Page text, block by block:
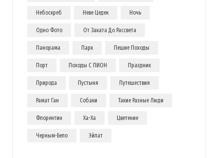
Небоскреб Неве Цедек Ночь
Одно Фото От Заката До Рассвета
Панорама Парк Пешие Походы
Порт Походы С ПИОН Праздник
Природа Пустыня Путешествия
Рамат Ган Собаки Такие Разные Люди
Флорентин Ха-Ха Цветение
Черным-Бело Эйлат